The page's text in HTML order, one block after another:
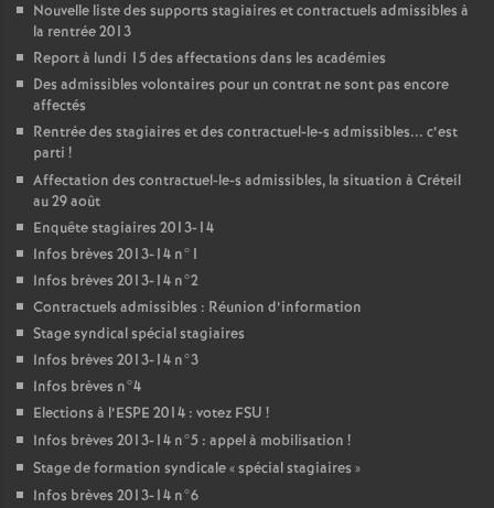
Nouvelle liste des supports stagiaires et contractuels admissibles à
la rentrée 2013
Report à lundi 15 des affectations dans les académies
Des admissibles volontaires pour un contrat ne sont pas encore
affectés
Rentrée des stagiaires et des contractuel-le-s admissibles... c’est
parti !
Affectation des contractuel-le-s admissibles, la situation à Créteil
au 29 août
Enquête stagiaires 2013-14
Infos brèves 2013-14 n°1
Infos brèves 2013-14 n°2
Contractuels admissibles : Réunion d’information
Stage syndical spécial stagiaires
Infos brèves 2013-14 n°3
Infos brèves n°4
Elections à l’ESPE 2014 : votez FSU !
Infos brèves 2013-14 n°5 : appel à mobilisation !
Stage de formation syndicale «spécial stagiaires »
Infos brèves 2013-14 n°6